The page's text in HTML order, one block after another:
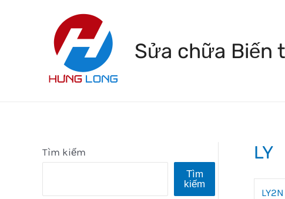
Sửa chữa Biến
Tìm kiếm
Tìm
kiếm
LY